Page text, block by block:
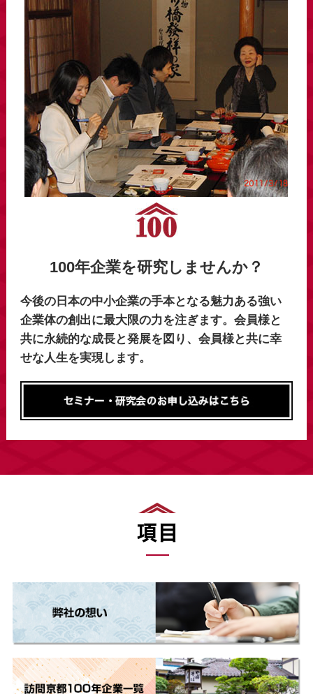
100年企業を研究しませんか？
今後の日本の中小企業の手本となる魅力ある強い
企業体の創出に最大限の力を注ぎます。会員様と
共に永続的な成長と発展を図り、会員様と共に幸
せな人生を実現します。